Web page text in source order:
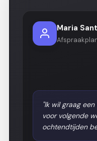
Maria
"Ik wil graag
voor volgende
ochtendtijden